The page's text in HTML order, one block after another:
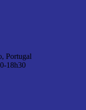
Portugal
18h30